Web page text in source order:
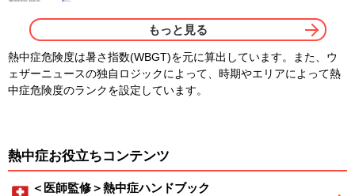
もっと見る
熱中症危険度は暑さ指数(WBGT)を元に算出しています。また、ウ
ェザーニュースの独自ロジックによって、時期やエリアによって熱
中症危険度のランクを設定しています。
熱中症お役立ちコンテンツ
＜医師監修＞熱中症ハンドブック